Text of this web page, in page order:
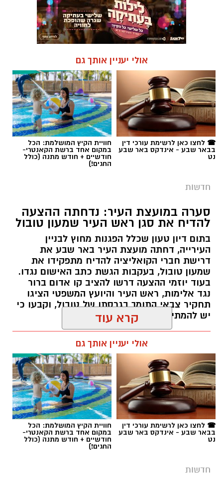
אולי יעניין אותך גם
☎ לחצו כאן לרשימת עורכי דין
בבאר שבע - אינדקס באר שבע
נט
חוויית הקיץ המושלמת: הכל
במקום אחד ברשת הקאנטרי-
חודשיים + חודש מתנה (כולל
החגים!)
חדשות
סערה במועצת העיר: נדחתה ההצעה
להדיח את סגן ראש העיר שמעון טובול
בתום דיון טעון שכלל הפגנות מחוץ לבניין
העירייה, דחתה מועצת העיר באר שבע את
דרישת חברי הקואליציה להדיח מתפקידו את
שמעון טובול, בעקבות הגשת כתב האישום נגדו.
בעוד יוזמי ההצעה דרשו להציב קו אדום ברור
נגד אלימות, ראש העיר והיועץ המשפטי הציגו
תחקיר צבאי התומך בגרסתו של טובול, וקבעו כי
יש להמתין להכרעת בית המשפט.
תגים:עיריית באר שבע, שמעון טובול, עידו אטיאס
קרא עוד
אולי יעניין אותך גם
☎ לחצו כאן לרשימת עורכי דין
בבאר שבע - אינדקס באר שבע
נט
חוויית הקיץ המושלמת: הכל
במקום אחד ברשת הקאנטרי-
חודשיים + חודש מתנה (כולל
החגים!)
חדשות